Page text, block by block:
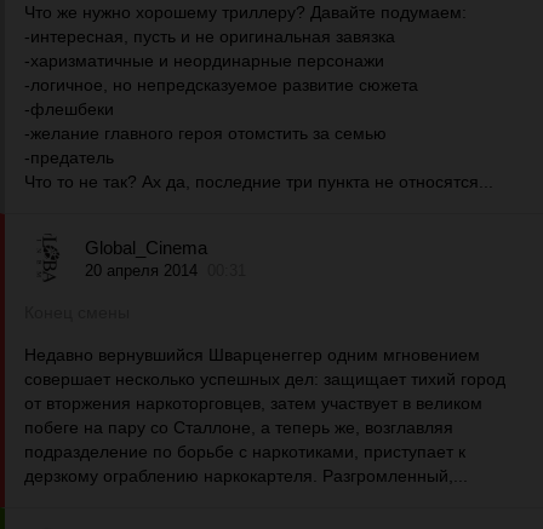
Что же нужно хорошему триллеру? Давайте подумаем:
-интересная, пусть и не оригинальная завязка
-харизматичные и неординарные персонажи
-логичное, но непредсказуемое развитие сюжета
-флешбеки
-желание главного героя отомстить за семью
-предатель
Что то не так? Ах да, последние три пункта не относятся...
Global_Cinema
20 апреля 2014
Недавно вернувшийся Шварценеггер одним мгновением
совершает несколько успешных дел: защищает тихий город
от вторжения наркоторговцев, затем участвует в великом
побеге на пару со Сталлоне, а теперь же, возглавляя
подразделение по борьбе с наркотиками, приступает к
дерзкому ограблению наркокартеля. Разгромленный,...